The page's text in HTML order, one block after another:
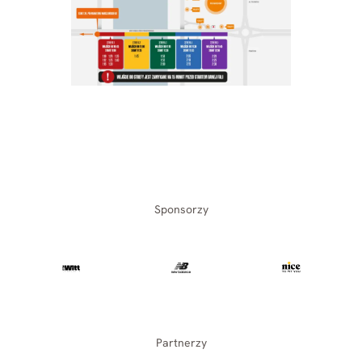
Sponsorzy
Partnerzy